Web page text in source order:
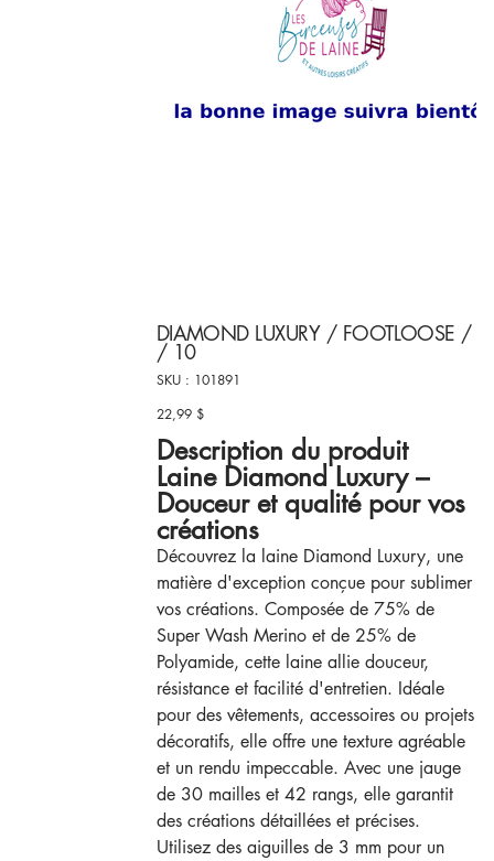
DIAMOND LUXURY / FOOTLOOSE /
/ 10
SKU :
SKU
101891
101891
Prix
22,99 $
Description du produit
Laine Diamond Luxury –
Douceur et qualité pour vos
créations
Découvrez la laine Diamond Luxury, une
matière d'exception conçue pour sublimer
vos créations. Composée de 75% de
Super Wash Merino et de 25% de
Polyamide, cette laine allie douceur,
résistance et facilité d'entretien. Idéale
pour des vêtements, accessoires ou projets
décoratifs, elle offre une texture agréable
et un rendu impeccable. Avec une jauge
de 30 mailles et 42 rangs, elle garantit
des créations détaillées et précises.
Utilisez des aiguilles de 3 mm pour un